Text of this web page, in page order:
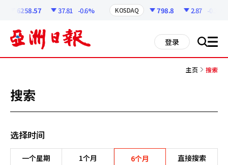
6258.57 37.81 -0.6% KOSDAQ 798.8 2.87 -0.36%
登录 搜 all
主页 搜索
搜索
选择时间
一个星期 1个月 6个月 直接搜索